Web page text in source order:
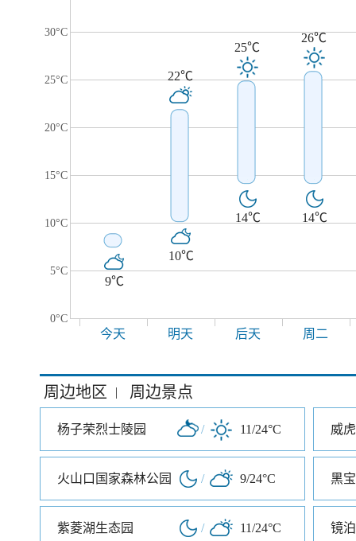
30°C
25°C
20°C
15°C
10°C
5°C
0°C
9℃
22℃
10℃
25℃
14℃
26℃
14℃
今天 明天 后天 周二
周边地区 | 周边景点
杨子荣烈士陵园 / 11/24°C 威
火山口国家森林公园 / 9/24°C 黑
紫菱湖生态园 / 11/24°C 镜